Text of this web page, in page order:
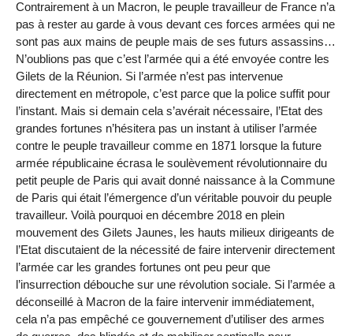
Contrairement à un Macron, le peuple travailleur de France n’a
pas à rester au garde à vous devant ces forces armées qui ne
sont pas aux mains de peuple mais de ses futurs assassins…
N’oublions pas que c’est l’armée qui a été envoyée contre les
Gilets de la Réunion. Si l’armée n’est pas intervenue
directement en métropole, c’est parce que la police suffit pour
l’instant. Mais si demain cela s’avérait nécessaire, l’Etat des
grandes fortunes n’hésitera pas un instant à utiliser l’armée
contre le peuple travailleur comme en 1871 lorsque la future
armée républicaine écrasa le soulèvement révolutionnaire du
petit peuple de Paris qui avait donné naissance à la Commune
de Paris qui était l’émergence d’un véritable pouvoir du peuple
travailleur. Voilà pourquoi en décembre 2018 en plein
mouvement des Gilets Jaunes, les hauts milieux dirigeants de
l’Etat discutaient de la nécessité de faire intervenir directement
l’armée car les grandes fortunes ont peu peur que
l’insurrection débouche sur une révolution sociale. Si l’armée a
déconseillé à Macron de la faire intervenir immédiatement,
cela n’a pas empêché ce gouvernement d’utiliser des armes